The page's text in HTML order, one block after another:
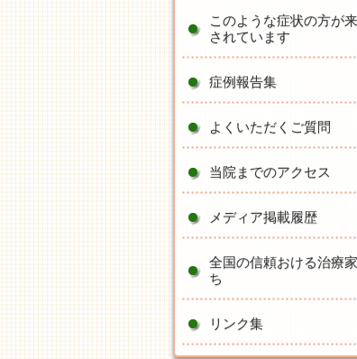
このような症状の方が
されています
症例報告集
よくいただくご質問
当院までのアクセス
メディア掲載履歴
全国の信頼おける治療
ち
リンク集